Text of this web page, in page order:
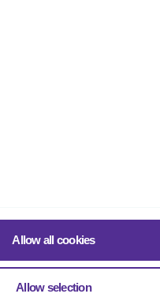
Allow all cookies
Allow selection
som hjälpte
tekniska
takhuvar för
När Jeven skulle utveckla
för styrning och